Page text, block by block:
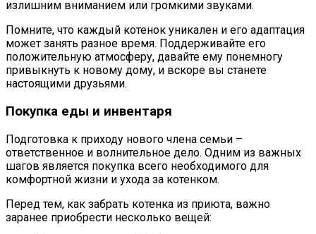
излишним вниманием или громкими звуками.
Помните, что каждый котенок уникален и его адаптация
может занять разное время. Поддерживайте его
положительную атмосферу, давайте ему понемногу
привыкнуть к новому дому, и вскоре вы станете
настоящими друзьями.
Покупка еды и инвентаря
Подготовка к приходу нового члена семьи –
ответственное и волнительное дело. Одним из важных
шагов является покупка всего необходимого для
комфортной жизни и ухода за котенком.
Перед тем, как забрать котенка из приюта, важно
заранее приобрести несколько вещей: